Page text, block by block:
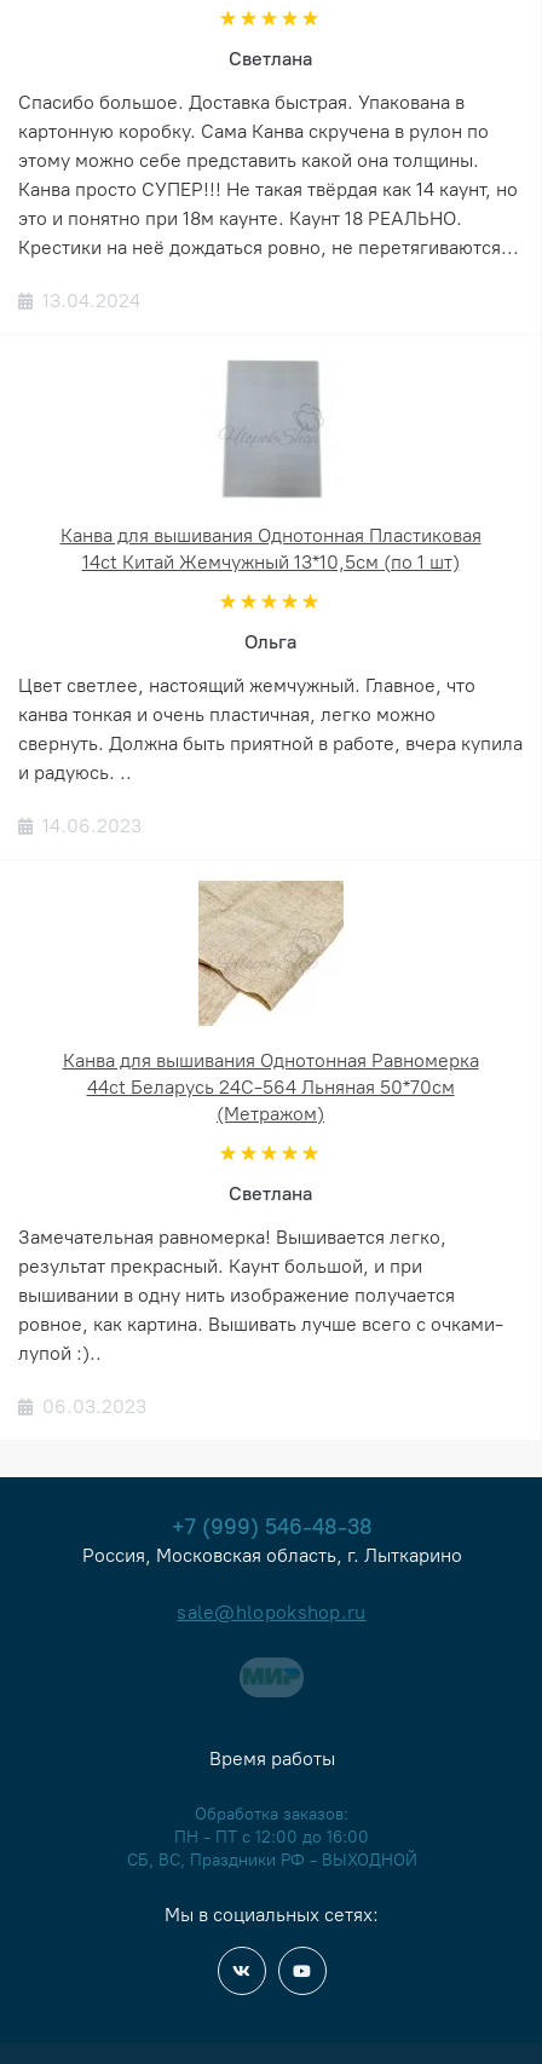
Светлана
Спасибо большое. Доставка быстрая. Упакована в
картонную коробку. Сама Канва скручена в рулон по
этому можно себе представить какой она толщины.
Канва просто СУПЕР!!! Не такая твёрдая как 14 каунт, но
это и понятно при 18м каунте. Каунт 18 РЕАЛЬНО.
Крестики на неё дождаться ровно, не перетягиваются...
13.04.2024
Канва для вышивания Однотонная Пластиковая
14ct Китай Жемчужный 13*10,5см (по 1 шт)
Ольга
Цвет светлее, настоящий жемчужный. Главное, что
канва тонкая и очень пластичная, легко можно
свернуть. Должна быть приятной в работе, вчера купила
и радуюсь. ..
14.06.2023
Канва для вышивания Однотонная Равномерка
44ct Беларусь 24С-564 Льняная 50*70см
(Метражом)
Светлана
Замечательная равномерка! Вышивается легко,
результат прекрасный. Каунт большой, и при
вышивании в одну нить изображение получается
ровное, как картина. Вышивать лучше всего с очками-
лупой :)..
06.03.2023
+7 (999) 546-48-38
Россия, Московская область, г. Лыткарино
sale@hlopokshop.ru
Время работы
Обработка заказов:
ПН - ПТ с 12:00 до 16:00
СБ, ВС, Праздники РФ - ВЫХОДНОЙ
Мы в социальных сетях: